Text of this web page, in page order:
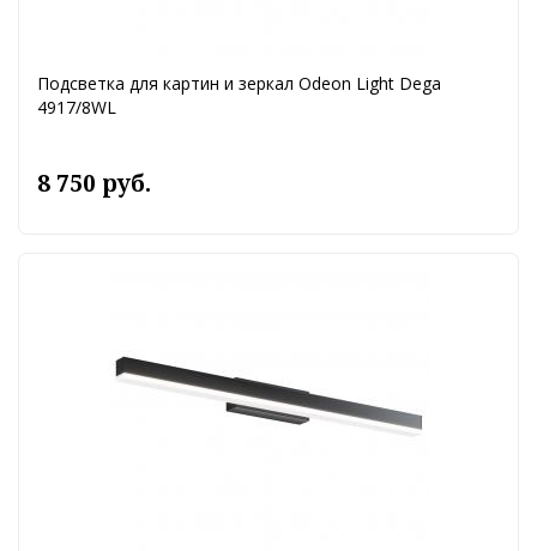
Подсветка для картин и зеркал Odeon Light Dega
4917/8WL
8 750 руб.